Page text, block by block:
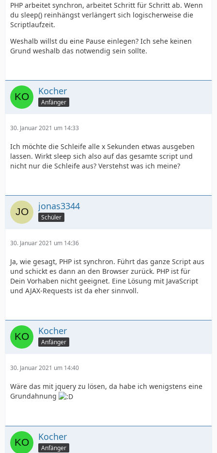
PHP arbeitet synchron, arbeitet Schritt für Schritt ab. Wenn
du sleep() reinhängst verlängert sich logischerweise die
Scriptlaufzeit.
Weshalb willst du eine Pause einlegen? Ich sehe keinen
Grund weshalb das notwendig sein sollte.
Kocher
Anfänger
30. Januar 2021 um 14:33
Ich möchte die Schleife alle x Sekunden etwas ausgeben
lassen. Wirkt sleep sich also auf das gesamte script und
nicht nur die Schleife aus? Verstehst was ich meine?
jonas3344
Schüler
30. Januar 2021 um 14:36
Ja, wie gesagt, PHP ist synchron. Führt das ganze Script aus
und schickt es dann an den Browser zurück. PHP ist für
Dein Vorhaben nicht geeignet. Eine Lösung mit JavaScript
und AJAX-Requests ist da eher sinnvoll.
Kocher
Anfänger
30. Januar 2021 um 14:40
Wäre das mit jquery zu lösen, da habe ich wenigstens eine
Grundahnung
Kocher
Anfänger